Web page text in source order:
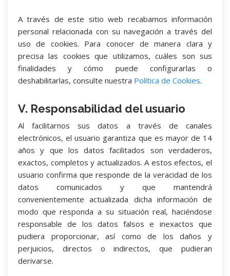
A través de este sitio web recabamos información
personal relacionada con su navegación a través del
uso de cookies. Para conocer de manera clara y
precisa las cookies que utilizamos, cuáles son sus
finalidades y cómo puede configurarlas o
deshabilitarlas, consulte nuestra Política de Cookies.
V. Responsabilidad del usuario
Al facilitarnos sus datos a través de canales
electrónicos, el usuario garantiza que es mayor de 14
años y que los datos facilitados son verdaderos,
exactos, completos y actualizados. A estos efectos, el
usuario confirma que responde de la veracidad de los
datos comunicados y que mantendrá
convenientemente actualizada dicha información de
modo que responda a su situación real, haciéndose
responsable de los datos falsos e inexactos que
pudiera proporcionar, así como de los daños y
perjuicios, directos o indirectos, que pudieran
derivarse.